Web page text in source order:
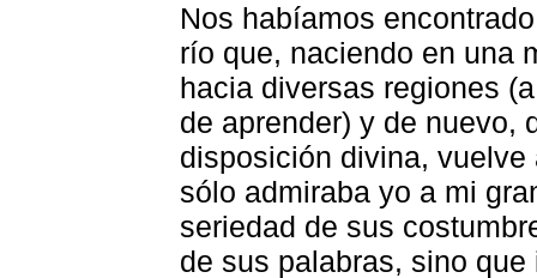
Nos habíamos
río que, naciendo en una
hacia diversas regiones
de aprender) y de nuevo,
disposición divina,
sólo admiraba yo a mi
seriedad de sus
de sus palabras, sino